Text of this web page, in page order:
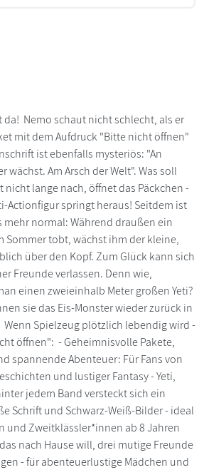
da! Nemo schaut nicht schlecht, als er
mit dem Aufdruck "Bitte nicht öffnen"
ist ebenfalls mysteriös: "An
wächst. Am Arsch der Welt". Was soll
nicht lange nach, öffnet das Päckchen -
Actionfigur springt heraus! Seitdem ist
mehr normal: Während draußen ein
Sommer tobt, wächst ihm der kleine,
über den Kopf. Zum Glück kann sich
Freunde verlassen. Denn wie,
einen zweieinhalb Meter großen Yeti?
sie das Eis-Monster wieder zurück in
Spielzeug plötzlich lebendig wird -
öffnen": - Geheimnisvolle Pakete,
spannende Abenteuer: Für Fans von
und lustiger Fantasy - Yeti,
jedem Band versteckt sich ein
Schrift und Schwarz-Weiß-Bilder - ideal
und Zweitklässler*innen ab 8 Jahren
nach Hause will, drei mutige Freunde
- für abenteuerlustige Mädchen und